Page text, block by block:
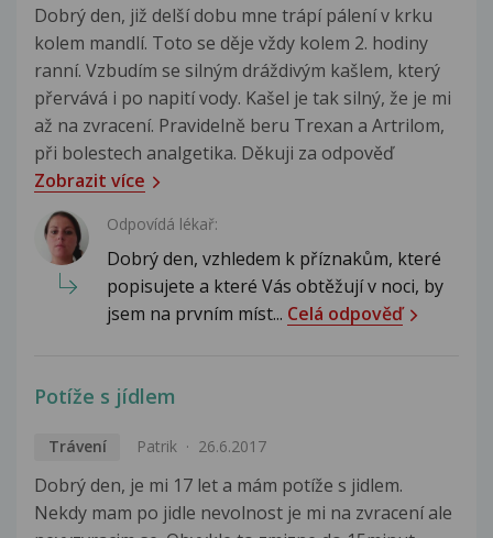
Dobrý den, již delší dobu mne trápí pálení v krku
kolem mandlí. Toto se děje vždy kolem 2. hodiny
ranní. Vzbudím se silným dráždivým kašlem, který
přervává i po napití vody. Kašel je tak silný, že je mi
až na zvracení. Pravidelně beru Trexan a Artrilom,
při bolestech analgetika. Děkuji za odpověď
Zobrazit více
Odpovídá lékař:
Dobrý den, vzhledem k příznakům, které
popisujete a které Vás obtěžují v noci, by
jsem na prvním míst... Celá odpověď
Potíže s jídlem
Trávení Patrik 26.6.2017
Dobrý den, je mi 17 let a mám potíže s jidlem.
Nekdy mam po jidle nevolnost je mi na zvracení ale